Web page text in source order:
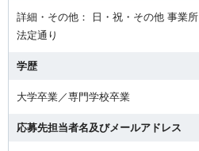
詳細・その他： 日・祝・その他 事業
法定通り
学歴
大学卒業／専門学校卒業
応募先担当者名及びメールアドレス